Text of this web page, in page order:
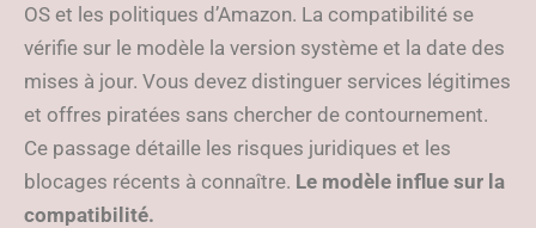
OS et les politiques d’Amazon. La compatibilité se
vérifie sur le modèle la version système et la date des
mises à jour. Vous devez distinguer services légitimes
et offres piratées sans chercher de contournement.
Ce passage détaille les risques juridiques et les
blocages récents à connaître. Le modèle influe sur la
compatibilité.